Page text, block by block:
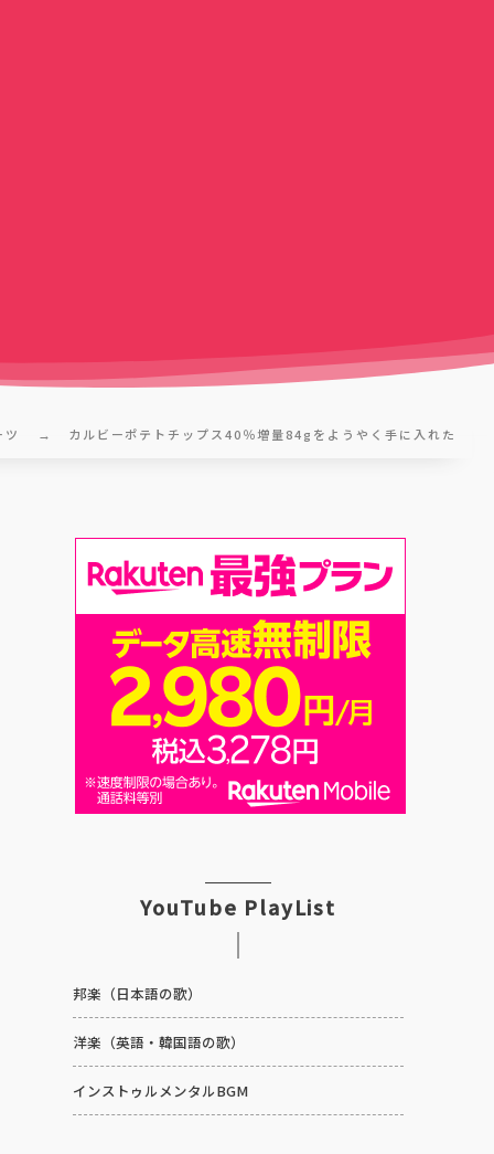
カルビーポテトチップス40％増量84gをようやく手に入れた
YouTube PlayList
邦楽（日本語の歌）
洋楽（英語・韓国語の歌）
インストゥルメンタルBGM